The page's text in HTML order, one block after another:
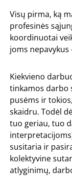
Visų pirma, ką
profesinės
koordinuotai
joms
Kiekvieno
tinkamos darbo
pusėms ir
skaidru. Todėl
tuo geriau, tuo
susitaria ir
kolektyvine
atlyginimų,